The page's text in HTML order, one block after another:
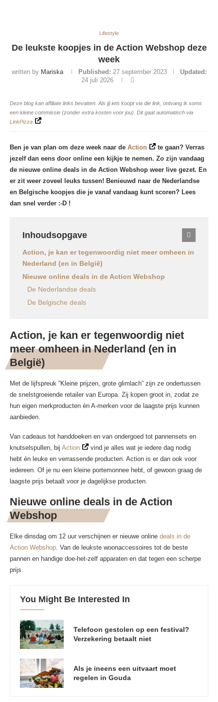
Lifestyle
De leukste koopjes in de Action Webshop deze
week
written by Mariska Published: 27 september 2023
Updated:
24 juli 2026
Deze blog kan affiliate links bevatten. Als jij iets koopt via die link, ontvang ik soms
een kleine commissie (zonder extra kosten voor jou). Dit gaat automatisch via
LinkPizza
Ben je van plan om deze week naar de Action
te gaan? Verras
jezelf dan eens door online een kijkje te nemen. Zo zijn vandaag
de nieuwe online deals in de Action Webshop weer live gezet. En
er zit weer zoveel leuks tussen! Benieuwd naar de Nederlandse
en Belgische koopjes die je vanaf vandaag kunt scoren? Lees
dan snel verder :-D !
Inhoudsopgave
Action, je kan er tegenwoordig niet meer omheen in
Nederland (en in België)
Nieuwe online deals in de Action Webshop
De Nederlandse deals
De Belgische deals
Action, je kan er tegenwoordig niet
meer omheen in Nederland (en in
België)
Met de lijfspreuk “Kleine prijzen, grote glimlach” zijn ze ondertussen
de snelstgroeiende retailer van Europa. Zij kopen groot in, zodat ze
hun eigen merkproducten én A-merken voor de laagste prijs kunnen
aanbieden.
Van cadeaus tot handdoeken en van ondergoed tot pannensets en
knutselspullen, bij Action
vind je alles wat je iedere dag nodig
hebt én leuke en verrassende producten. Action is er dan ook voor
iedereen. Of je nu een kleine portemonnee hebt, of gewoon graag de
laagste prijs betaalt voor je dagelijkse producten.
Nieuwe online deals in de Action
Webshop
Elke dinsdag om 12 uur verschijnen er nieuwe online deals in de
Action Webshop. Van de leukste woonaccessoires tot de beste
pannen en handige doe-het-zelf apparaten en dat tegen een scherpe
prijs.
You Might Be Interested In
Telefoon gestolen op een festival?
Verzekering betaalt niet
Als je ineens een uitvaart moet
regelen in Gouda